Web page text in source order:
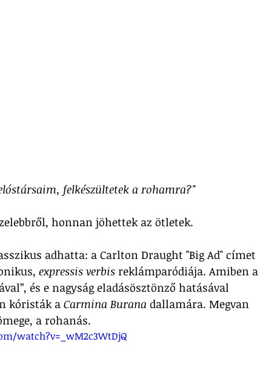
felkészültetek a rohamra?"
honnan jöhettek az ötletek.
adhatta: a Carlton Draught "Big Ad" címet
expressis verbis reklámparódiája. Amiben a
és e nagyság eladásösztönző hatásával
kóristák a Carmina Burana dallamára. Megvan
a rohanás.
watch?v=_wM2c3WtDjQ